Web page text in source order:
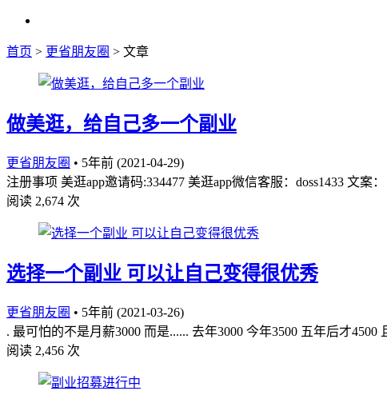
首页 > 更省朋友圈 > 文章
做美逛，给自己多一个副业
更省朋友圈 • 5年前 (2021-04-29)
注册事项 美逛app邀请码:334477 美逛app微信客服：doss1433 文
阅读 2,674 次
选择一个副业 可以让自己变得很优秀
更省朋友圈 • 5年前 (2021-03-26)
. 最可怕的不是月薪3000 而是...... 去年3000 今年3500 五年后才
阅读 2,456 次